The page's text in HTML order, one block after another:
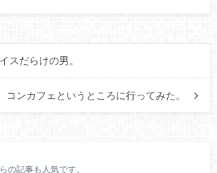
スだらけの男。
コンカフェというところに行ってみた。
の記事も人気です。